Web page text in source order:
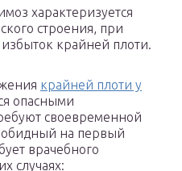
характеризуется
строения, при
крайней плоти.
крайней плоти у
опасными
своевременной
на первый
врачебного
случаях: